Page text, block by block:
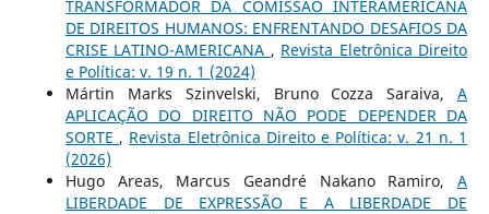
TRANSFORMADOR DA COMISSÃO INTERAMERICANA
DE DIREITOS HUMANOS: ENFRENTANDO DESAFIOS DA
CRISE LATINO-AMERICANA , Revista Eletrônica Direito
e Política: v. 19 n. 1 (2024)
Mártin Marks Szinvelski, Bruno Cozza Saraiva,A
APLICAÇÃO DO DIREITO NÃO PODE DEPENDER DA
SORTE , Revista Eletrônica Direito e Política: v. 21 n. 1
(2026)
Hugo Areas, Marcus Geandré Nakano Ramiro,A
LIBERDADE DE EXPRESSÃO E A LIBERDADE DE